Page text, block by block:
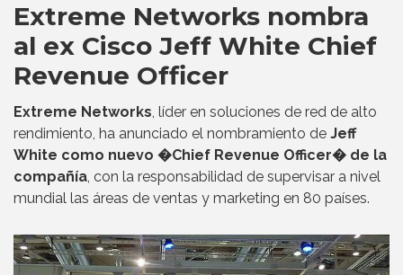
Extreme Networks nombra
al ex Cisco Jeff White Chief
Revenue Officer
Extreme Networks, líder en soluciones de red de alto
rendimiento, ha anunciado el nombramiento de Jeff
White como nuevo �Chief Revenue Officer� de la
compañía, con la responsabilidad de supervisar a nivel
mundial las áreas de ventas y marketing en 80 países.